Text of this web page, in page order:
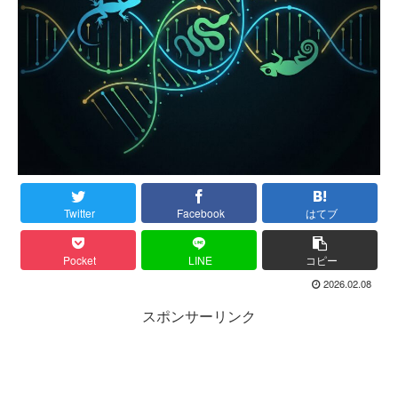
Twitter Facebook はてブ
Pocket LINE コピー
2026.02.08
スポンサーリンク